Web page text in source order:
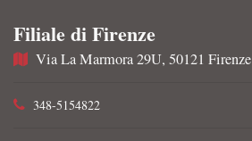
Filiale di Firenze
Via La Marmora 29U, 50121 Firenze
348-5154822